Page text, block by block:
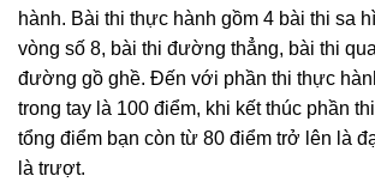
hành. Bài thi thực hành gồm 4 bài thi sa
vòng số 8, bài thi đường thẳng, bài thi
đường gồ ghề. Đến với phần thi thực
trong tay là 100 điểm, khi kết thúc phần
tổng điểm bạn còn từ 80 điểm trở lên là
là trượt.